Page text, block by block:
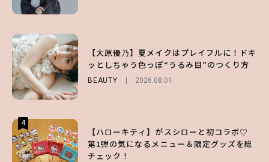
3
【大原優乃】夏メイクはプレイフルに！ドキ
ッとしちゃう色っぽ“うるみ目”のつくり方
BEAUTY 2026.08.01
4
【ハローキティ】がスシローと初コラボ♡
第1弾の気になるメニュー＆限定グッズを総
チェック！
3
る⁉ 39店舗限定『My フルーツ³ フラペチー
ノ®』を徹底レポ♡
4
【齋藤飛鳥】人生初のロブに！「意外としっ
くりくるし、すごく新鮮で心地いい」ヘアカ
ットの様子を独占でお届け♡
3
げなく肌見せ！透け感のニュアンスを楽しめ
るマストハブアイテム4選
4
【夏ヘアのくずれ・うねりに】ヘアメイク夢
月直伝♡ ドライシャンプー「バティスト」
を使ったプロ級スタイリング3選